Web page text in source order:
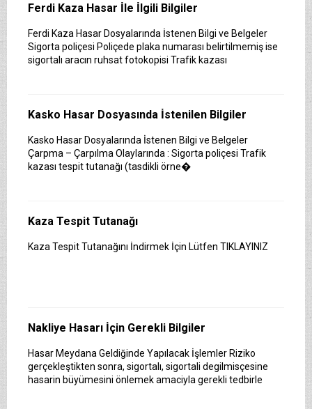
Ferdi Kaza Hasar İle İlgili Bilgiler
Ferdi Kaza Hasar Dosyalarında İstenen Bilgi ve Belgeler
Sigorta poliçesi Poliçede plaka numarası belirtilmemiş ise
sigortalı aracın ruhsat fotokopisi Trafik kazası
Kasko Hasar Dosyasında İstenilen Bilgiler
Kasko Hasar Dosyalarında İstenen Bilgi ve Belgeler
Çarpma – Çarpılma Olaylarında : Sigorta poliçesi Trafik
kazası tespit tutanağı (tasdikli örne�
Kaza Tespit Tutanağı
Kaza Tespit Tutanağını İndirmek İçin Lütfen TIKLAYINIZ
Nakliye Hasarı İçin Gerekli Bilgiler
Hasar Meydana Geldiğinde Yapılacak İşlemler Riziko
gerçekleştikten sonra, sigortalı, sigortali degilmisçesine
hasarin büyümesini önlemek amaciyla gerekli tedbirle